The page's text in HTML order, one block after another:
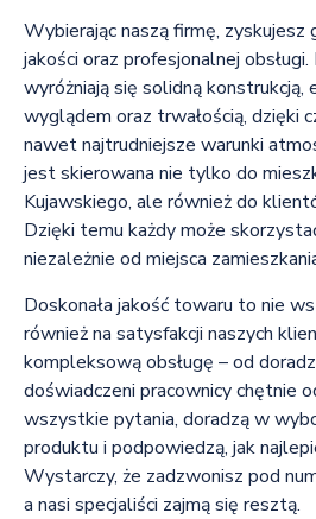
Wybierając naszą firmę, zyskujesz
jakości oraz profesjonalnej
wyróżniają się solidną konstrukcją,
wyglądem oraz trwałością, dzięki
nawet najtrudniejsze warunki
jest skierowana nie tylko do
Kujawskiego, ale również do
Dzięki temu każdy może
niezależnie od miejsca
Doskonała jakość towaru to nie
również na satysfakcji naszych
kompleksową obsługę – od
doświadczeni pracownicy chętnie
wszystkie pytania, doradzą w
produktu i podpowiedzą, jak
Wystarczy, że zadzwonisz pod
a nasi specjaliści zajmą się resztą.